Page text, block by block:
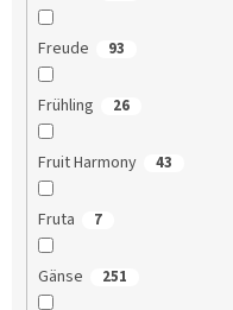
Freude 93
Frühling 26
Fruit Harmony 43
Fruta 7
Gänse 251